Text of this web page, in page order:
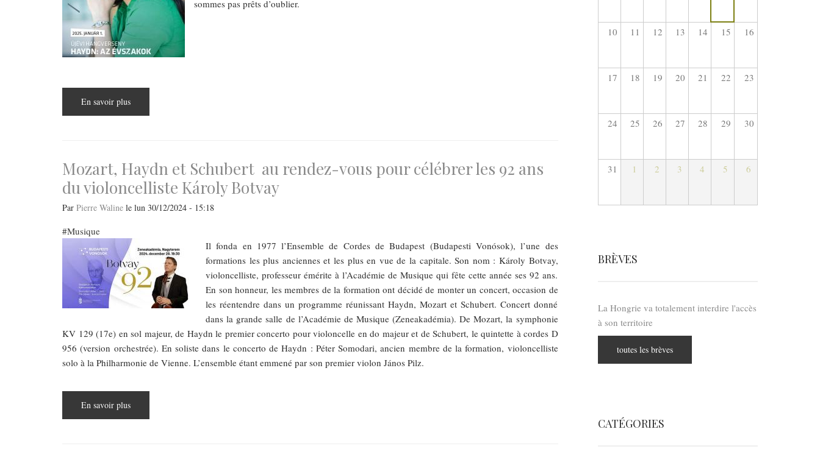
sommes pas prêts d’oublier.
En savoir plus
du
Vienne,
Budapest
célèbre
la
Nouvelle
Année
en
Mozart, Haydn et Schubert au rendez-vous pour célébrer les 92 ans
du violoncelliste Károly Botvay
Par Pierre Waline le lun 30/12/2024 - 15:18
Musique
Il fonda en 1977 l’Ensemble de Cordes de Budapest (Budapesti Vonósok), l’une des
formations les plus anciennes et les plus en vue de la capitale. Son nom : Károly Botvay,
violoncelliste, professeur émérite à l’Académie de Musique qui fête cette année ses 92 ans.
En son honneur, les membres de la formation ont décidé de monter un concert, occasion de
les réentendre dans un programme réunissant Haydn, Mozart et Schubert. Concert donné
dans la grande salle de l’Académie de Musique (Zeneakadémia). De Mozart, la symphonie
KV 129 (17e) en sol majeur, de Haydn le premier concerto pour violoncelle en do majeur et de Schubert, le quintette à cordes D
956 (version orchestrée). En soliste dans le concerto de Haydn : Péter Somodari, ancien membre de la formation, violoncelliste
solo à la Philharmonie de Vienne. L’ensemble étant emmené par son premier violon János Pilz.
En savoir plus
Haydn
10 11 12 13 14 15 16
17 18 19 20 21 22 23
24 25 26 27 28 29 30
31 1 2 3 4 5 6
BRÈVES
La Hongrie va totalement interdire l'accès
à son territoire
toutes les brèves
CATÉGORIES